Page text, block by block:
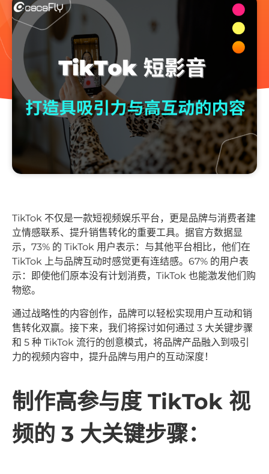
TikTok 不仅是一款短视频娱乐平台，更是品牌与消费者建
立情感联系、提升销售转化的重要工具。据官方数据显
示，73% 的 TikTok 用户表示：与其他平台相比，他们在
TikTok 上与品牌互动时感觉更有连结感。67% 的用户表
示：即使他们原本没有计划消费，TikTok 也能激发他们购
物慾。
通过战略性的内容创作，品牌可以轻松实现用户互动和销
售转化双赢。接下来，我们将探讨如何通过 3 大关键步骤
和 5 种 TikTok 流行的创意模式，将品牌产品融入到吸引
力的视频内容中，提升品牌与用户的互动深度！
制作高参与度 TikTok 视
频的 3 大关键步骤：